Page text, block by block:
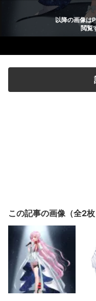
以降の画像は
閲覧
この記事の画像（全2枚